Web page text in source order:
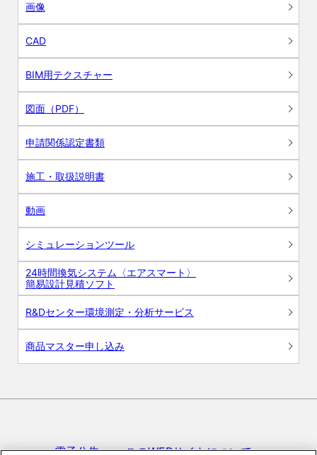
画像
CAD
BIM用テクスチャー
図面（PDF）
申請関係認定書類
施工・取扱説明書
動画
シミュレーションツール
24時間換気システム〈エアスマート〉
簡易設計見積ソフト
R&Dセンター環境測定・分析サービス
商品マスター申し込み
電子公告 このWEBサイトについて